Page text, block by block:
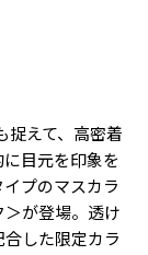
捉えて、高密着
目元を印象を
プのマスカラ
が登場。透け
した限定カラ